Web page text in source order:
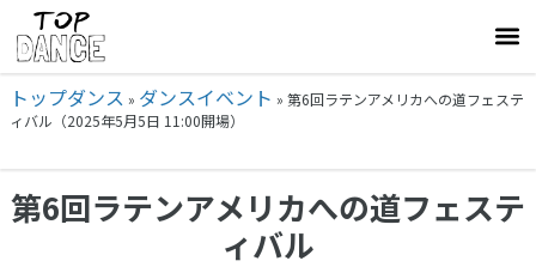
トップダンス » ダンスイベント » 第6回ラテンアメリカへの道フェステ
ィバル（2025年5月5日 11:00開場）
第6回ラテンアメリカへの道フェステ
ィバル